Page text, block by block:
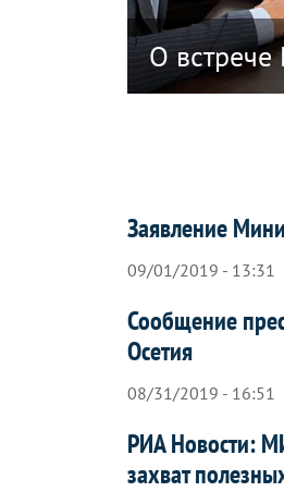
Южная Осетия в
О встрече
Заявление
09/01/2019 - 13:31
Сообщение
Осетия
08/31/2019 - 16:51
РИА Новости:
захват